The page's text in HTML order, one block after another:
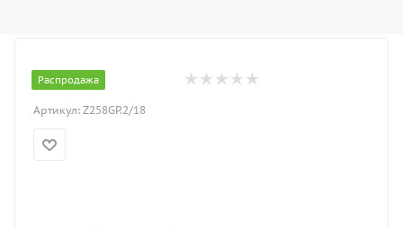
Распродажа
Артикул: Z258GP.2/18